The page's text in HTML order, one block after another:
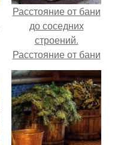
Расстояние от бани
до соседних
строений.
Расстояние от бани
до соседнего
участка: СНиП